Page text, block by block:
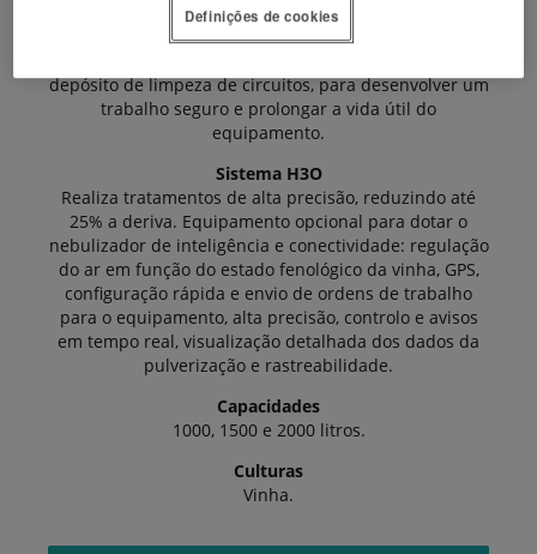
chave (12 mm) e chassi de aço carbono pintado ao
forno, com proteções amarradas e 5 juntas de
depósito de limpeza de circuitos, para desenvolver um
trabalho seguro e prolongar a vida útil do
equipamento.
Sistema H3O
Realiza tratamentos de alta precisão, reduzindo até
25% a deriva. Equipamento opcional para dotar o
nebulizador de inteligência e conectividade: regulação
do ar em função do estado fenológico da vinha, GPS,
configuração rápida e envio de ordens de trabalho
para o equipamento, alta precisão, controlo e avisos
em tempo real, visualização detalhada dos dados da
pulverização e rastreabilidade.
Capacidades
1000, 1500 e 2000 litros.
Culturas
Vinha.
Definições de cookies